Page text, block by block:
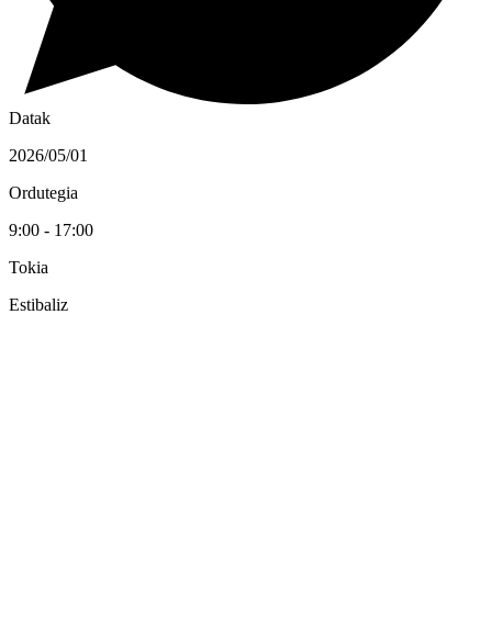
Datak
2026/05/01
Ordutegia
9:00 - 17:00
Tokia
Estibaliz